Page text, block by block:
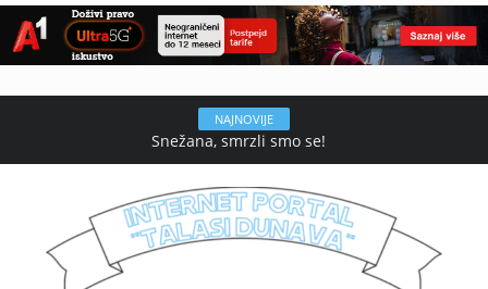
NAJNOVIJE
Snežana, smrzli smo se!